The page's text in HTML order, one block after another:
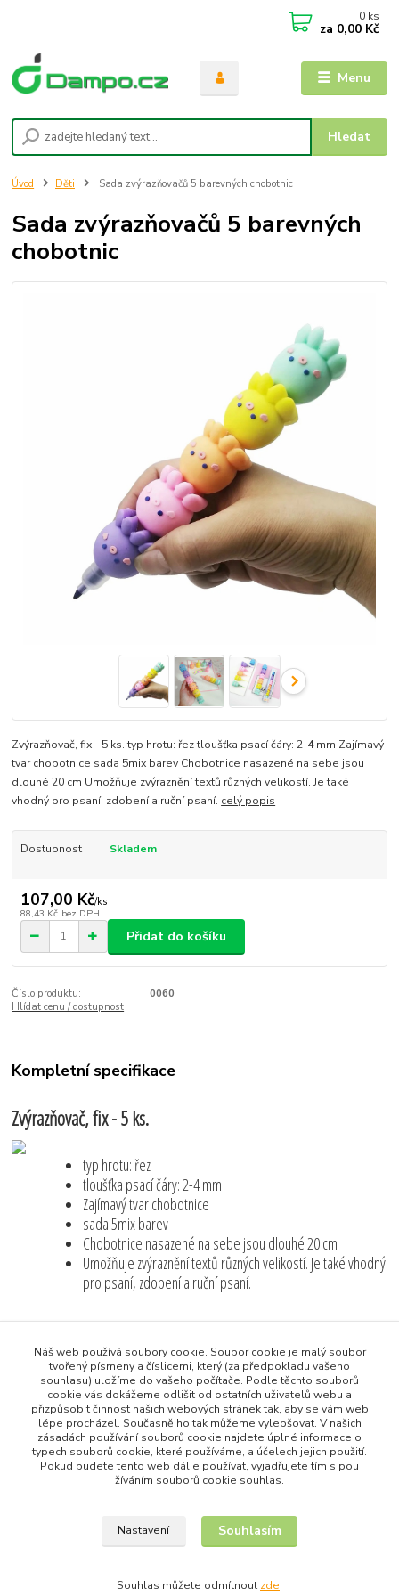
Menu
Hledat
0 ks
za 0,00 Kč
Úvod Děti Sada zvýrazňovačů 5 barevných chobotnic
Sada zvýrazňovačů 5 barevných
chobotnic
Zvýrazňovač, fix - 5 ks. typ hrotu: řez tloušťka psací čáry: 2-4 mm Zajímavý
tvar chobotnice sada 5mix barev Chobotnice nasazené na sebe jsou
dlouhé 20 cm Umožňuje zvýraznění textů různých velikostí. Je také
vhodný pro psaní, zdobení a ruční psaní. celý popis
Dostupnost Skladem
107,00 Kč/ks
88,43 Kč bez DPH
Přidat do košíku
Číslo produktu:
0060
Hlídat cenu / dostupnost
Kompletní specifikace
Zvýrazňovač, fix - 5 ks.
typ hrotu: řez
tloušťka psací čáry: 2-4 mm
Zajímavý tvar chobotnice
sada 5mix barev
Chobotnice nasazené na sebe jsou dlouhé 20 cm
Umožňuje zvýraznění textů různých velikostí. Je také vhodný
pro psaní, zdobení a ruční psaní.
Původ zboží
Zboží zařazeno v kategoriích
Všechny produkty
Děti
Upravit sběr cookies.
Náš web používá soubory cookie. Soubor cookie je malý soubor
tvořený písmeny a číslicemi, který (za předpokladu vašeho
souhlasu) uložíme do vašeho počítače. Podle těchto souborů
cookie vás dokážeme odlišit od ostatních uživatelů webu a
přizpůsobit činnost našich webových stránek tak, aby se vám web
lépe procházel. Současně ho tak můžeme vylepšovat. V našich
zásadách používání souborů cookie najdete úplné informace o
typech souborů cookie, které používáme, a účelech jejich použití.
Pokud budete tento web dál e používat, vyjadřujete tím s pou
žíváním souborů cookie souhlas.
Nastavení Souhlasím
Souhlas můžete odmítnout zde.